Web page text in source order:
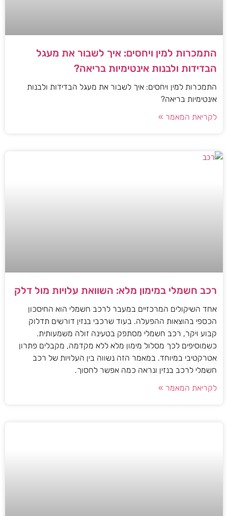
התמכרות למין ויחסים: איך לשבור את מעגל
הבדידות ולבנות אינטימיות בריאה?
התמכרות למין ויחסים: איך לשבור את מעגל הבדידות ולבנות
אינטימיות בריאה?
לקריאת המאמר »
רכב חשמלי במימון מלא: השוואת עלויות מול דלק
אחד השיקולים המרכזיים במעבר לרכב חשמלי הוא החיסכון
הכספי בהוצאות ההפעלה. בעוד שרכבי בנזין דורשים תדלוק
קבוע ויקר, רכב חשמלי מסתפק בטעינה זולה משמעותית.
כשמוסיפים לכך מסלול מימון מלא ללא מקדמה, מקבלים פתרון
אטרקטיבי במיוחד. במאמר הזה נשווה בין העלויות של רכב
חשמלי לרכב בנזין ונראה כמה אפשר לחסוך.
לקריאת המאמר »